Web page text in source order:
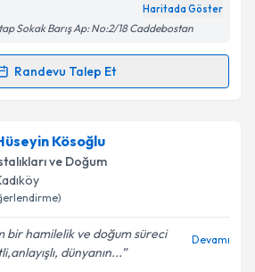
işlenmesine ilişkin
Aydınlatma
ve kişisel verilerimin belirtilen
kabul ediyorum.
Haritada Göster
Sokak Barış Ap: No:2/18 Caddebostan
Randevu Talep Et
Talebi
Şimşiriçin randevu takvimi talebi
uzmandan randevu almanız için bir
e-posta ile bilgilendireceğiz.
Kösoğlu
ve Doğum
bir hamilelik ve doğum süreci
dünyanın...
Devamı